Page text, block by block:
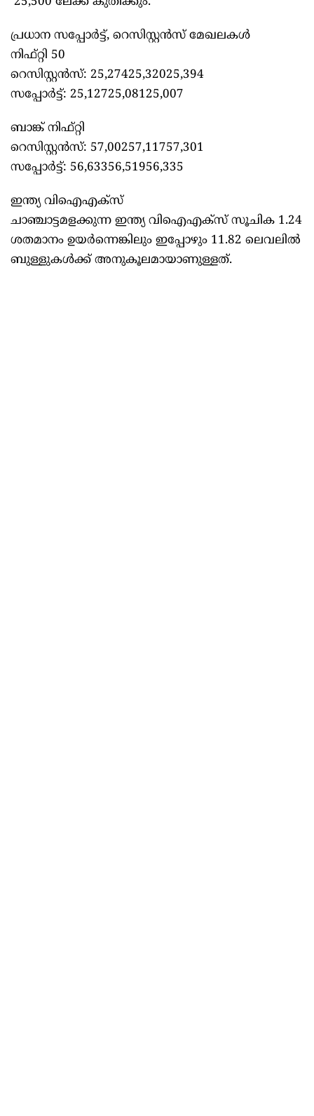
പ്രധാന സപ്പോര്‍ട്ട്, റെസിസ്റ്റന്‍സ് മേഖലകള്‍
നിഫ്റ്റി 50
റെസിസ്റ്റന്‍സ്: 25,27425,32025,394
സപ്പോര്‍ട്ട്: 25,12725,08125,007
ബാങ്ക് നിഫ്റ്റി
റെസിസ്റ്റന്‍സ്: 57,00257,11757,301
സപ്പോര്‍ട്ട്: 56,63356,51956,335
ഇന്ത്യ വിഐഎക്‌സ്
ചാഞ്ചാട്ടമളക്കുന്ന ഇന്ത്യ വിഐഎക്‌സ് സൂചിക 1.24
ശതമാനം ഉയര്‍ന്നെങ്കിലും ഇപ്പോഴും 11.82 ലെവലില്‍
ബുള്ളുകള്‍ക്ക് അനുകൂലമായാണുള്ളത്.